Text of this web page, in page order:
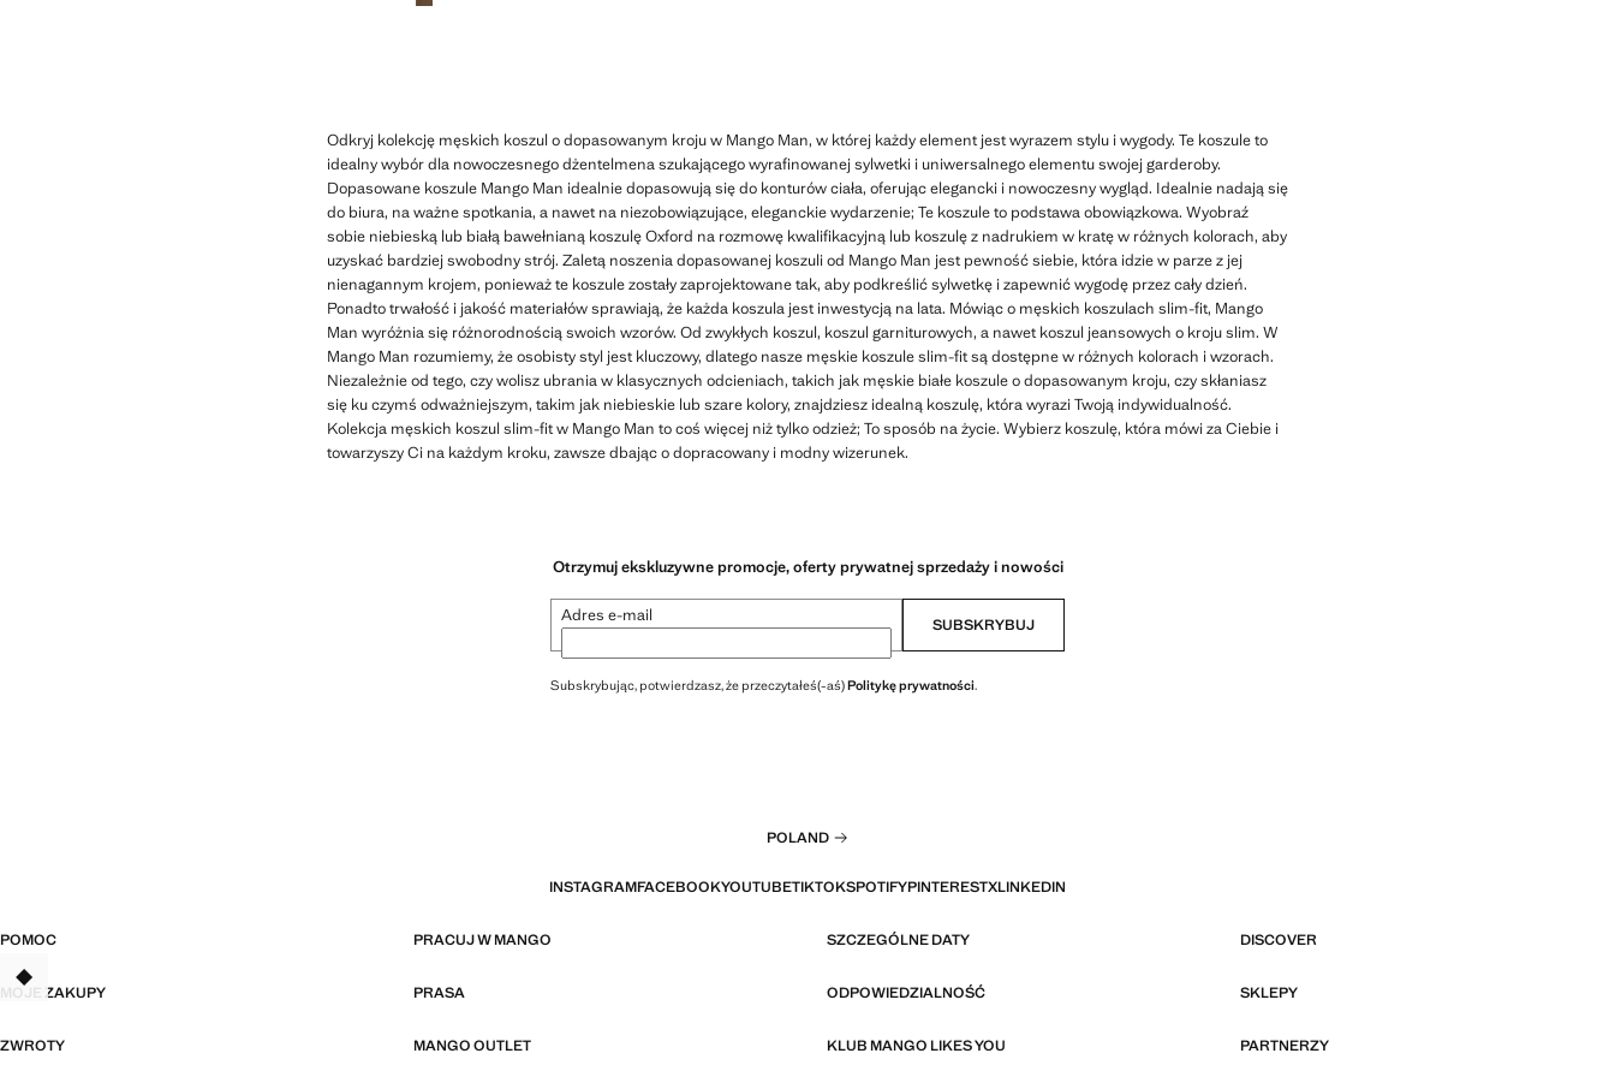
Odkryj kolekcję męskich koszul o dopasowanym kroju w Mango Man, w której każdy element jest wyrazem stylu i wygody. Te koszule to
idealny wybór dla nowoczesnego dżentelmena szukającego wyrafinowanej sylwetki i uniwersalnego elementu swojej garderoby.
Dopasowane koszule Mango Man idealnie dopasowują się do konturów ciała, oferując elegancki i nowoczesny wygląd. Idealnie nadają się
do biura, na ważne spotkania, a nawet na niezobowiązujące, eleganckie wydarzenie; Te koszule to podstawa obowiązkowa. Wyobraź
sobie niebieską lub białą bawełnianą koszulę Oxford na rozmowę kwalifikacyjną lub koszulę z nadrukiem w kratę w różnych kolorach, aby
uzyskać bardziej swobodny strój. Zaletą noszenia dopasowanej koszuli od Mango Man jest pewność siebie, która idzie w parze z jej
nienagannym krojem, ponieważ te koszule zostały zaprojektowane tak, aby podkreślić sylwetkę i zapewnić wygodę przez cały dzień.
Ponadto trwałość i jakość materiałów sprawiają, że każda koszula jest inwestycją na lata. Mówiąc o męskich koszulach slim-fit, Mango
Man wyróżnia się różnorodnością swoich wzorów. Od zwykłych koszul, koszul garniturowych, a nawet koszul jeansowych o kroju slim. W
Mango Man rozumiemy, że osobisty styl jest kluczowy, dlatego nasze męskie koszule slim-fit są dostępne w różnych kolorach i wzorach.
Niezależnie od tego, czy wolisz ubrania w klasycznych odcieniach, takich jak męskie białe koszule o dopasowanym kroju, czy skłaniasz
się ku czymś odważniejszym, takim jak niebieskie lub szare kolory, znajdziesz idealną koszulę, która wyrazi Twoją indywidualność.
Kolekcja męskich koszul slim-fit w Mango Man to coś więcej niż tylko odzież; To sposób na życie. Wybierz koszulę, która mówi za Ciebie i
towarzyszy Ci na każdym kroku, zawsze dbając o dopracowany i modny wizerunek.
Otrzymuj ekskluzywne promocje, oferty prywatnej sprzedaży i nowości
Adres e-mail SUBSKRYBUJ
Subskrybując, potwierdzasz, że przeczytałeś(-aś)Politykę prywatności.
POLAND
INSTAGRAMFACEBOOKYOUTUBETIKTOKSPOTIFYPINTERESTXLINKEDIN
POMOC PRACUJ W MANGO SZCZEGÓLNE DATY DISCOVER
MOJE ZAKUPY PRASA ODPOWIEDZIALNOŚĆ SKLEPY
ZWROTY MANGO OUTLET KLUB MANGO LIKES YOU PARTNERZY